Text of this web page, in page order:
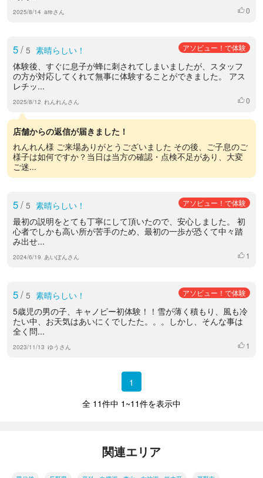
2025/8/14 areさん いいね
0
5/ 5 素晴らしい！ アソビュー！で体験
体験後、すぐに息子が蜂に刺されてしまいましたが、スタッフ
の方が対応してくれて無事に体験することができました。 アス
レチッ...
2025/8/12 れんれんさん いいね
0
店舗からの返信が届きました！
れんれん様 ご来場ありがとうございました その後、ご子息のご
様子は如何ですか？当日は当方の確認・点検不足があり、大変
ご迷...
5/ 5 素晴らしい！ アソビュー！で体験
最初の説明をとても丁寧にして頂いたので、安心しました。 初
心者でしかも高い所が苦手のため、最初の一歩が恐くて中々踏
み出せ...
2024/6/19 あいぽんさん いいね
1
5/ 5 素晴らしい！ アソビュー！で体験
5歳児の男の子、キャノピー初体験！！雪が薄く積もり、風も冷
たい中、お天気はあいにくでしたた。。。しかし、そんな事は
全く問...
2023/11/13 ゆうさん いいね
1
1
全 11件中 1~11件を表示中
関連エリア